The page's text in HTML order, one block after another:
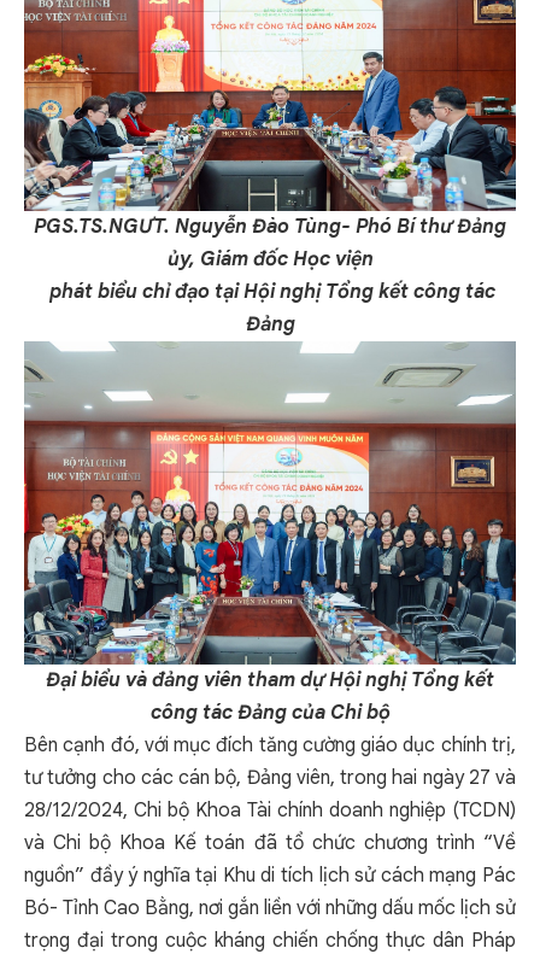
PGS.TS.NGƯT. Nguyễn Đào Tùng- Phó Bí thư Đảng
ủy, Giám đốc Học viện
phát biểu chỉ đạo tại Hội nghị Tổng kết công tác
Đảng
Đại biểu và đảng viên tham dự Hội nghị Tổng kết
công tác Đảng của Chi bộ
Bên cạnh đó, với mục đích tăng cường giáo dục chính trị,
tư tưởng cho các cán bộ, Đảng viên, trong hai ngày 27 và
28/12/2024, Chi bộ Khoa Tài chính doanh nghiệp (TCDN)
và Chi bộ Khoa Kế toán đã tổ chức chương trình “Về
nguồn” đầy ý nghĩa tại Khu di tích lịch sử cách mạng Pác
Bó- Tỉnh Cao Bằng, nơi gắn liền với những dấu mốc lịch sử
trọng đại trong cuộc kháng chiến chống thực dân Pháp